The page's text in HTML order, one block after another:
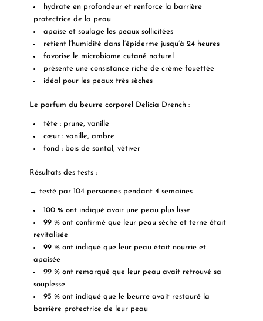
hydrate en profondeur et renforce la barrière
protectrice de la peau
apaise et soulage les peaux sollicitées
retient l’humidité dans l’épiderme jusqu’à 24 heures
favorise le microbiome cutané naturel
présente une consistance riche de crème fouettée
idéal pour les peaux très sèches
Le parfum du beurre corporel Delicia Drench :
tête : prune, vanille
cœur : vanille, ambre
fond : bois de santal, vétiver
Résultats des tests :
→ testé par 104 personnes pendant 4 semaines
100 % ont indiqué avoir une peau plus lisse
99 % ont confirmé que leur peau sèche et terne était
revitalisée
99 % ont indiqué que leur peau était nourrie et
apaisée
99 % ont remarqué que leur peau avait retrouvé sa
souplesse
95 % ont indiqué que le beurre avait restauré la
barrière protectrice de leur peau